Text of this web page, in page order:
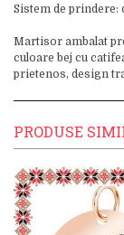
Sistem de prindere:
Martisor ambalat
culoare bej cu
prietenos, design
PRODUSE